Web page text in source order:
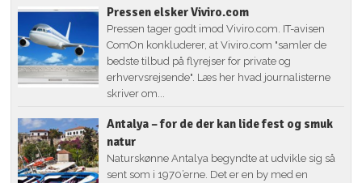
Pressen elsker Viviro.com
Pressen tager godt imod Viviro.com. IT-avisen
ComOn konkluderer, at Viviro.com "samler de
bedste tilbud på flyrejser for private og
erhvervsrejsende". Læs her hvad journalisterne
skriver om...
Antalya – for de der kan lide fest og smuk
natur
Naturskønne Antalya begyndte at udvikle sig så
sent som i 1970’erne. Det er en by med en